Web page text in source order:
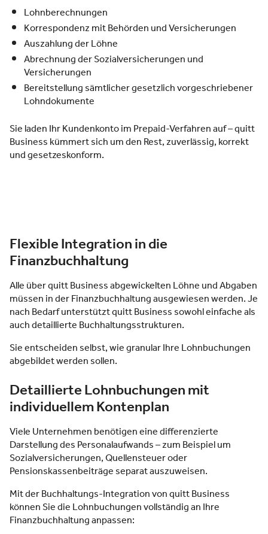
Lohnberechnungen
Korrespondenz mit Behörden und Versicherungen
Auszahlung der Löhne
Abrechnung der Sozialversicherungen und
Versicherungen
Bereitstellung sämtlicher gesetzlich vorgeschriebener
Lohndokumente
Sie laden Ihr Kundenkonto im Prepaid-Verfahren auf – quitt
Business kümmert sich um den Rest, zuverlässig, korrekt
und gesetzeskonform.
Flexible Integration in die
Finanzbuchhaltung
Alle über quitt Business abgewickelten Löhne und Abgaben
müssen in der Finanzbuchhaltung ausgewiesen werden. Je
nach Bedarf unterstützt quitt Business sowohl einfache als
auch detaillierte Buchhaltungsstrukturen.
Sie entscheiden selbst, wie granular Ihre Lohnbuchungen
abgebildet werden sollen.
Detaillierte Lohnbuchungen mit
individuellem Kontenplan
Viele Unternehmen benötigen eine differenzierte
Darstellung des Personalaufwands – zum Beispiel um
Sozialversicherungen, Quellensteuer oder
Pensionskassenbeiträge separat auszuweisen.
Mit der Buchhaltungs-Integration von quitt Business
können Sie die Lohnbuchungen vollständig an Ihre
Finanzbuchhaltung anpassen: